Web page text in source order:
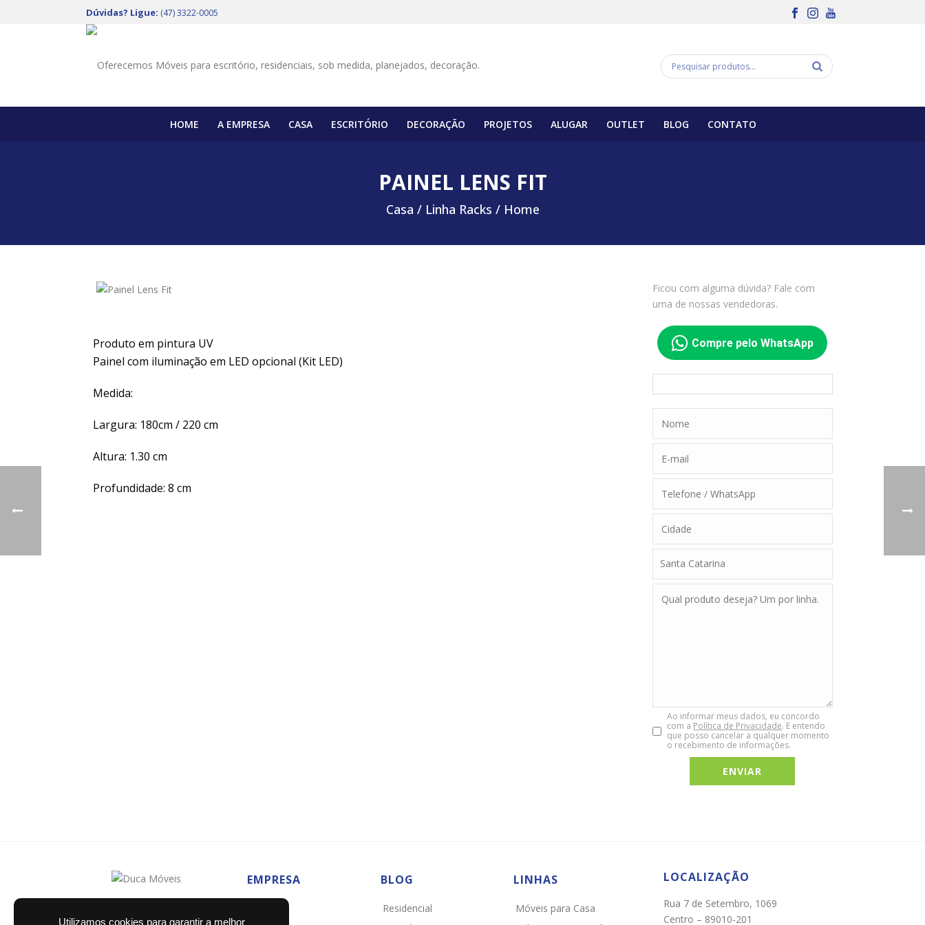
Utilizamos cookies para garantir a melhor
Dúvidas? Ligue: (47) 3322-0005
HOME A EMPRESA CASA ESCRITÓRIO DECORAÇÃO PROJETOS ALUGAR OUTLET BLOG CONTATO
PAINEL LENS FIT
Casa / Linha Racks / Home
Produto em pintura UV
Painel com iluminação em LED opcional (Kit LED)
Medida:
Largura: 180cm / 220 cm
Altura: 1.30 cm
Profundidade: 8 cm
Ficou com alguma dúvida? Fale com
uma de nossas vendedoras.
Compre pelo WhatsApp
Ao informar meus dados, eu concordo
com a Política de Privacidade. E entendo
que posso cancelar a qualquer momento
o recebimento de informações.
EMPRESA BLOG
Residencial
LINHAS
Móveis para Casa
LOCALIZAÇÃO
Rua 7 de Setembro, 1069
Centro – 89010-201
Chat WhatsApp
Por favor, preencha os campos abaixo para
conversar e teremos todo o prazer em